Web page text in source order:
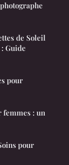
de Soleil
Guide
pour
femmes : un
pour